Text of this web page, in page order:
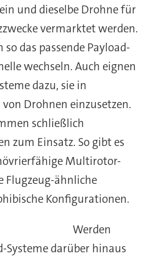
und dieselbe Drohne für
vermarktet werden.
das passende Payload-
wechseln. Auch eignen
dazu, sie in
Drohnen einzusetzen.
schließlich
zum Einsatz. So gibt es
Multirotor-
Flugzeug-ähnliche
Konfigurationen.
Werden
Systeme darüber hinaus